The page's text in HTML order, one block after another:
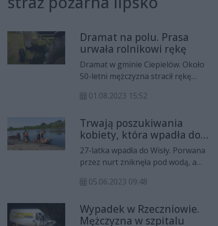
Dramat na polu. Prasa
urwała rolnikowi rękę
Dramat w gminie Ciepielów. Około
50-letni mężczyzna stracił rękę
01.08.2023 15:52
Trwają poszukiwania
kobiety, która wpadła do
Wisły
27-latka wpadła do Wisły. Porwana
przez nurt zniknęła pod wodą, a
poszukiwania nie przyniosły
działają na ternie gminy Solec nad
Wisłą.
05.06.2023 09:48
Wypadek w Rzeczniowie.
Mężczyzna w szpitalu